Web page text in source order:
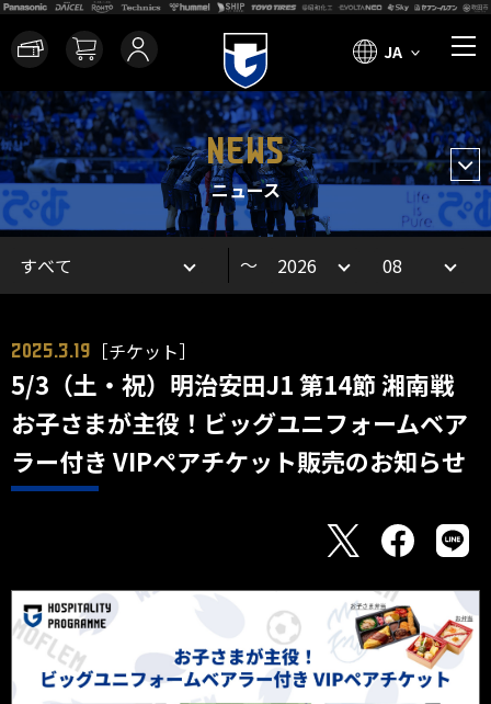
JA
NEWS
ニュース
～
2025.3.19 ［チケット］
5/3（土・祝）明治安田J1 第14節 湘南戦
お子さまが主役！ビッグユニフォームベア
ラー付き VIPペアチケット販売のお知らせ